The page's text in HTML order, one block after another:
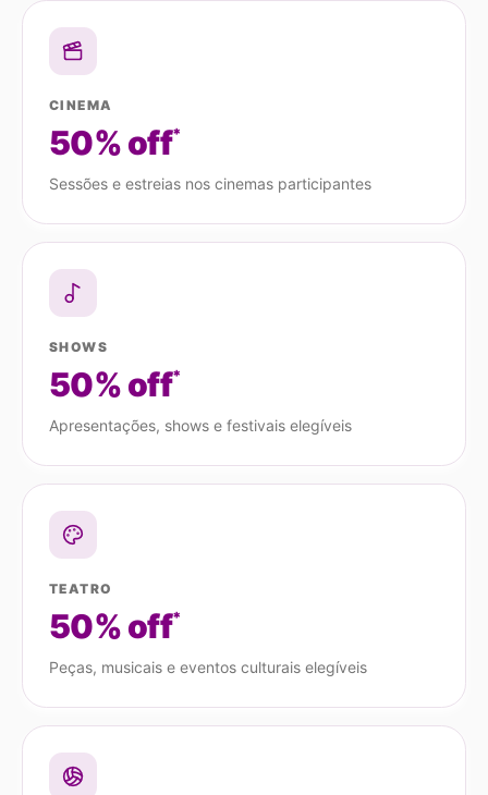
CINEMA
50% off*
Sessões e estreias nos cinemas participantes
SHOWS
50% off*
Apresentações, shows e festivais elegíveis
TEATRO
50% off*
Peças, musicais e eventos culturais elegíveis